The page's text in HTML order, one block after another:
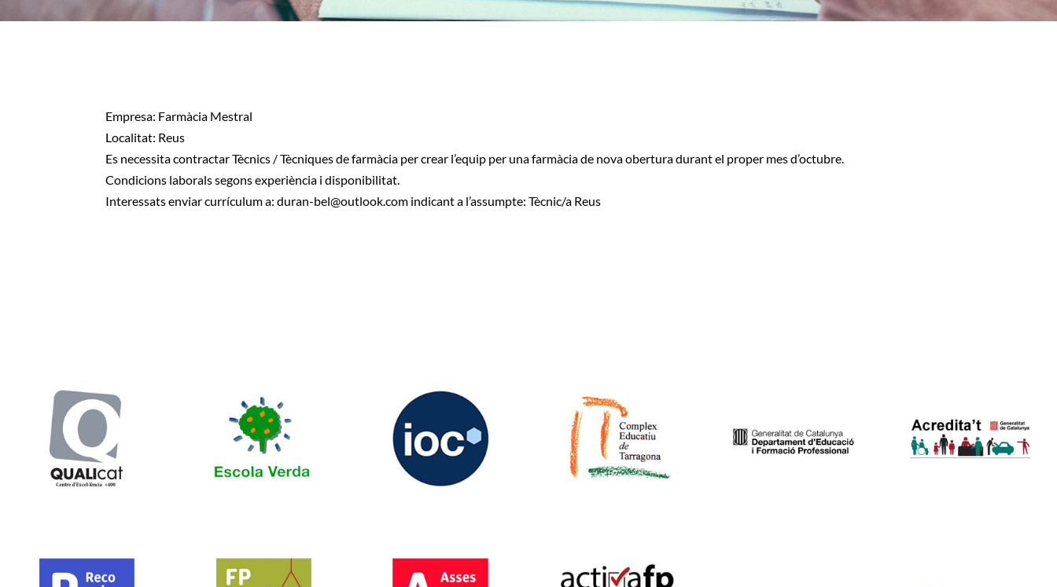
Empresa: Farmàcia Mestral
Localitat: Reus
Es necessita contractar Tècnics / Tècniques de farmàcia per crear l’equip per una farmàcia de nova obertura durant el proper mes d’octubre.
Condicions laborals segons experiència i disponibilitat.
Interessats enviar currículum a:duran-bel@outlook.com indicant a l’assumpte: Tècnic/a Reus